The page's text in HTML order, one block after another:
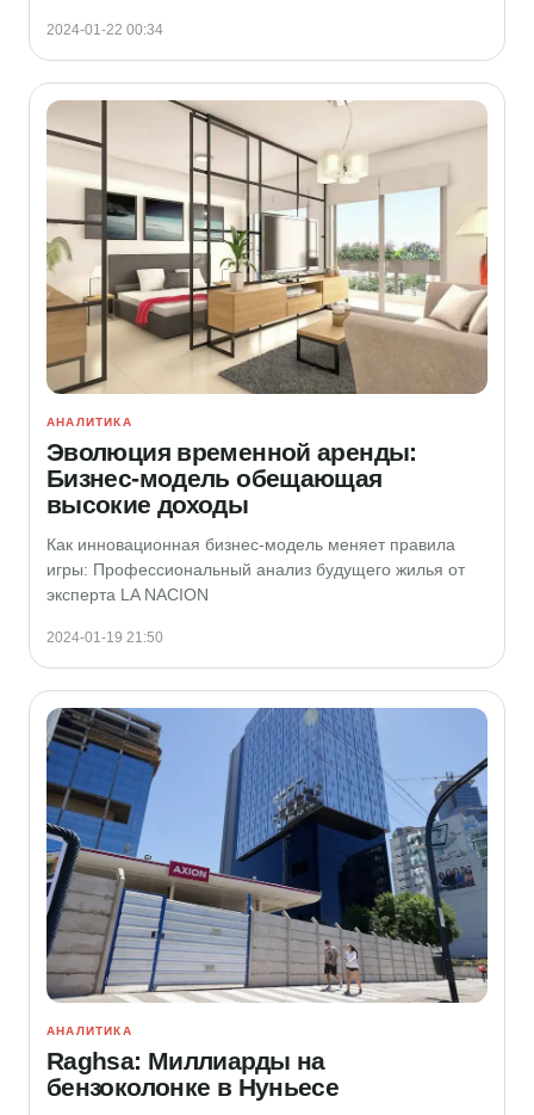
2024-01-22 00:34
АНАЛИТИКА
Эволюция временной аренды:
Бизнес-модель обещающая
высокие доходы
Как инновационная бизнес-модель меняет правила
игры: Профессиональный анализ будущего жилья от
эксперта LA NACION
2024-01-19 21:50
АНАЛИТИКА
Raghsa: Миллиарды на
бензоколонке в Нуньесе